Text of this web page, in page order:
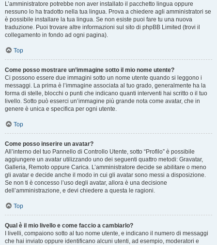
L’amministratore potrebbe non aver installato il pacchetto lingua oppure
nessuno lo ha tradotto nella tua lingua. Prova a chiedere agli amministratori se
è possibile installare la tua lingua. Se non esiste puoi fare tu una nuova
traduzione. Puoi trovare altre informazioni sul sito di phpBB Limited (trovi il
collegamento in fondo ad ogni pagina).
Top
Come posso mostrare un’immagine sotto il mio nome utente?
Ci possono essere due immagini sotto un nome utente quando si leggono i
messaggi. La prima è l’immagine associata al tuo grado, generalmente ha la
forma di stelle, blocchi o punti che indicano quanti interventi hai scritto o il tuo
livello. Sotto può esserci un’immagine più grande nota come avatar, che in
genere è unica e specifica per ogni utente.
Top
Come posso inserire un avatar?
All’interno del tuo Pannello di Controllo Utente, sotto “Profilo” è possibile
aggiungere un avatar utilizzando uno dei seguenti quattro metodi: Gravatar,
Galleria, Remoto oppure Carica. L’amministratore decide se abilitare o meno
gli avatar e decide anche il modo in cui gli avatar sono messi a disposizione.
Se non ti è concesso l’uso degli avatar, allora è una decisione
dell’amministrazione, e devi chiedere a questa le ragioni.
Top
Qual è il mio livello e come faccio a cambiarlo?
I livelli, compaiono sotto al tuo nome utente, e indicano il numero di messaggi
che hai inviato oppure identificano alcuni utenti, ad esempio, moderatori e